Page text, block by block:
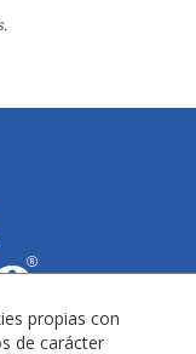
propias con
de carácter